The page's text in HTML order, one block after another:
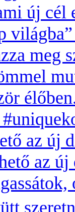
az új